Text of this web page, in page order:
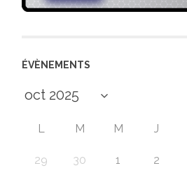
ÉVÈNEMENTS
L M M J
29 30 1 2